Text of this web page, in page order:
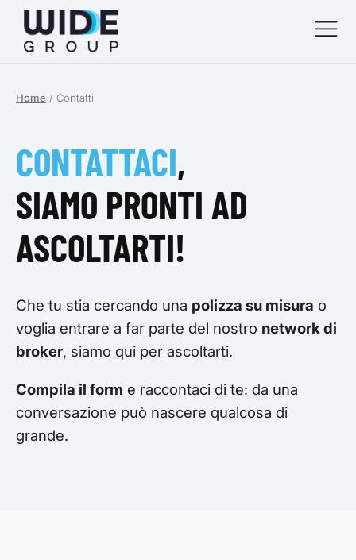
Home / Contatti
CONTATTACI,
SIAMO PRONTI AD
ASCOLTARTI!
Che tu stia cercando una polizza su misura o
voglia entrare a far parte del nostro network di
broker, siamo qui per ascoltarti.
Compila il form e raccontaci di te: da una
conversazione può nascere qualcosa di
grande.